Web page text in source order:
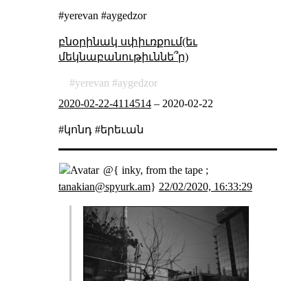
#yerevan #aygedzor
բնօրինակ սփիւռքում(եւ
մեկնաբանութիւննե՞ր)
yerevan
aygedzor
2020-02-22-4114514– 2020-02-22
#կոնդ #երեւան
@{ inky, from the tape ;
tanakian@spyurk.am} 22/02/2020, 16:33:29